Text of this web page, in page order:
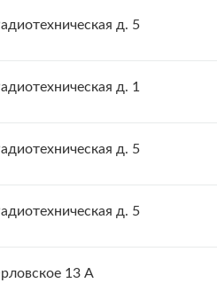
д. 5
д. 1
д. 5
д. 5
13 А